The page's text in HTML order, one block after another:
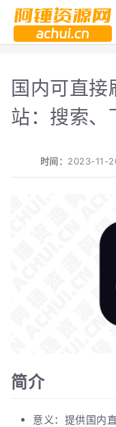
国内可直
站：搜索、
时间： 2023-
简介
意义：提供国内